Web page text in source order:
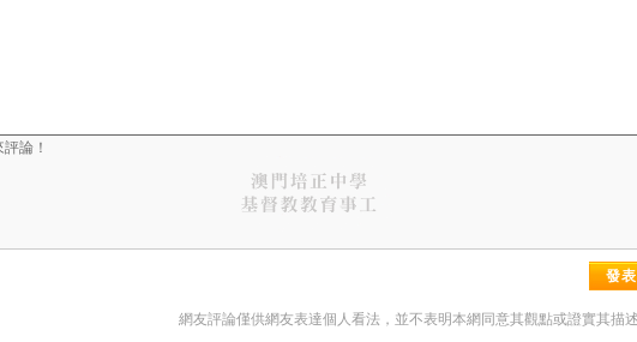
網友評論僅供網友表達個人看法，並不表明本網同意其觀點或證實其描述